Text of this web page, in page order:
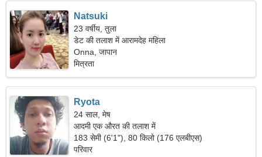
Natsuki
23 वर्षीय, तुला
डेट की तलाश में आरामदेह महिला
Onna, जापान
मित्रता
Ryota
24 साल, मेष
आदमी एक औरत की तलाश में
183 सेमी (6'1"), 80 किलो (176 एलबीएस)
परिवार